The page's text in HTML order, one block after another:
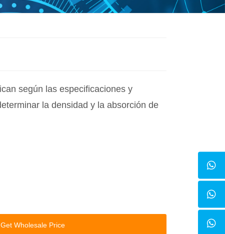
según las especificaciones y
la densidad y la absorción de
Get Wholesale Price